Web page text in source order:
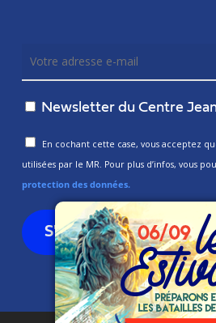
Newsletter du Centre Jean
En cochant cette case, vous acceptez
utilisées par le MR. Pour plus d’infos, vous
protection des données.